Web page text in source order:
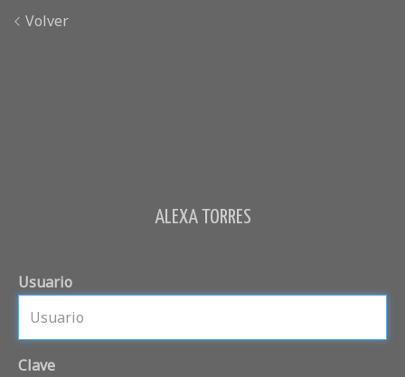
Volver
ALEXA TORRES
Usuario
Clave